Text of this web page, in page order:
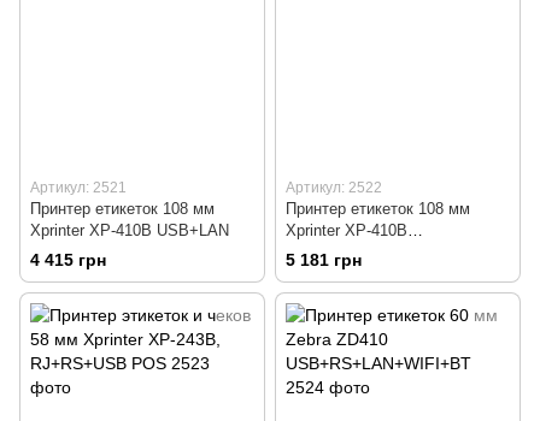
Артикул: 2521
Принтер етикеток 108 мм
Xprinter XP-410B USB+LAN
4 415 грн
Артикул: 2522
Принтер етикеток 108 мм
Xprinter XP-410B
USB+LAN+WI-FI
5 181 грн